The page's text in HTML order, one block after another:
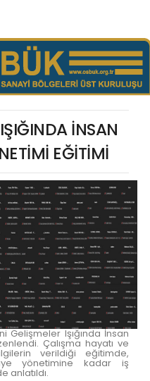
İNSAN
EĞİTİMİ
Gelişmeler Işığında İnsan
Çalışma hayatı ve
verildiği eğitimde,
yönetimine kadar iş
anlatıldı.